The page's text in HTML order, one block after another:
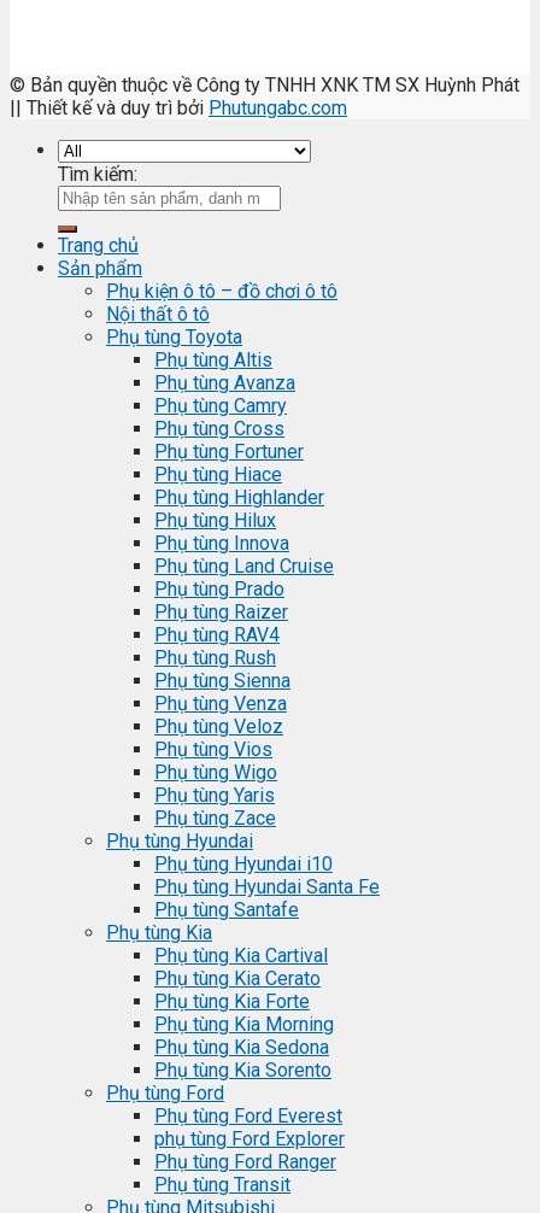
© Bản quyền thuộc về Công ty TNHH XNK TM SX Huỳnh Phát
|| Thiết kế và duy trì bởi Phutungabc.com
Tìm kiếm:
Trang chủ
Sản phẩm
Phụ kiện ô tô – đồ chơi ô tô
Nội thất ô tô
Phụ tùng Toyota
Phụ tùng Altis
Phụ tùng Avanza
Phụ tùng Camry
Phụ tùng Cross
Phụ tùng Fortuner
Phụ tùng Hiace
Phụ tùng Highlander
Phụ tùng Hilux
Phụ tùng Innova
Phụ tùng Land Cruise
Phụ tùng Prado
Phụ tùng Raizer
Phụ tùng RAV4
Phụ tùng Rush
Phụ tùng Sienna
Phụ tùng Venza
Phụ tùng Veloz
Phụ tùng Vios
Phụ tùng Wigo
Phụ tùng Yaris
Phụ tùng Zace
Phụ tùng Hyundai
Phụ tùng Hyundai i10
Phụ tùng Hyundai Santa Fe
Phụ tùng Santafe
Phụ tùng Kia
Phụ tùng Kia Cartival
Phụ tùng Kia Cerato
Phụ tùng Kia Forte
Phụ tùng Kia Morning
Phụ tùng Kia Sedona
Phụ tùng Kia Sorento
Phụ tùng Ford
Phụ tùng Ford Everest
phụ tùng Ford Explorer
Phụ tùng Ford Ranger
Phụ tùng Transit
Phụ tùng Mitsubishi